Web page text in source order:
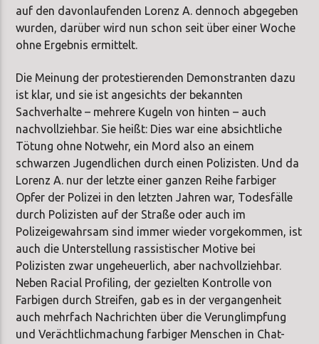
auf den davonlaufenden Lorenz A. dennoch abgegeben
wurden, darüber wird nun schon seit über einer Woche
ohne Ergebnis ermittelt.
Die Meinung der protestierenden Demonstranten dazu
ist klar, und sie ist angesichts der bekannten
Sachverhalte – mehrere Kugeln von hinten – auch
nachvollziehbar. Sie heißt: Dies war eine absichtliche
Tötung ohne Notwehr, ein Mord also an einem
schwarzen Jugendlichen durch einen Polizisten. Und da
Lorenz A. nur der letzte einer ganzen Reihe farbiger
Opfer der Polizei in den letzten Jahren war, Todesfälle
durch Polizisten auf der Straße oder auch im
Polizeigewahrsam sind immer wieder vorgekommen, ist
auch die Unterstellung rassistischer Motive bei
Polizisten zwar ungeheuerlich, aber nachvollziehbar.
Neben Racial Profiling, der gezielten Kontrolle von
Farbigen durch Streifen, gab es in der vergangenheit
auch mehrfach Nachrichten über die Verunglimpfung
und Verächtlichmachung farbiger Menschen in Chat-